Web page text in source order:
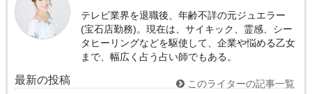
テレビ業界を退職後、年齢不詳の元ジュエラー
(宝石店勤務)。現在は、サイキック、霊感、シー
タヒーリングなどを駆使して、企業や悩める乙女
まで、幅広く占う占い師でもある。
最新の投稿 このライターの記事一覧